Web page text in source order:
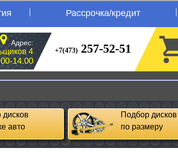
Рассрочка/кредит
Адрес:
4
14.00
+7(473) 257-52-51
авто
Подбор дисков
по размеру